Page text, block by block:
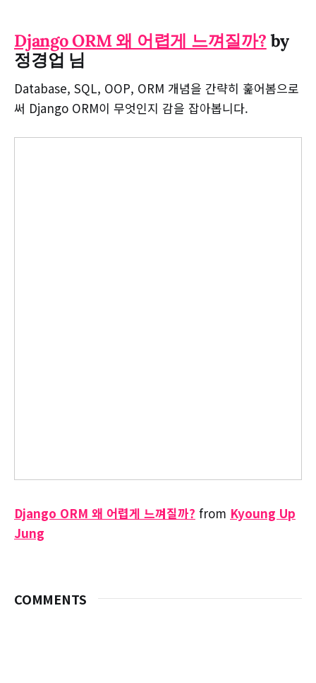
Django ORM 왜 어렵게 느껴질까? by
정경업 님
Database, SQL, OOP, ORM 개념을 간략히 훑어봄으로
써 Django ORM이 무엇인지 감을 잡아봅니다.
Django ORM 왜 어렵게 느껴질까? from Kyoung Up
Jung
COMMENTS